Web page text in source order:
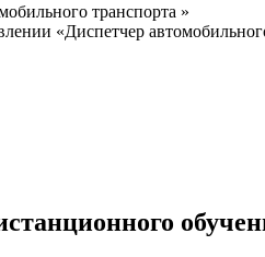
транспорта »
«Диспетчер